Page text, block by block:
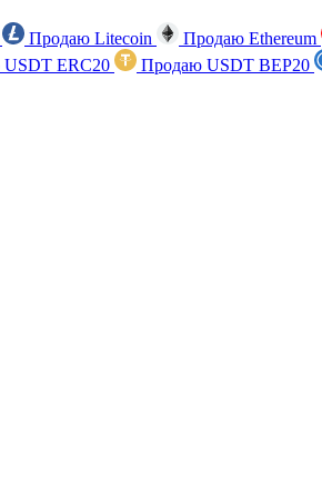
Продаю Litecoin Продаю Ethereum
ERC20 Продаю USDT BEP20